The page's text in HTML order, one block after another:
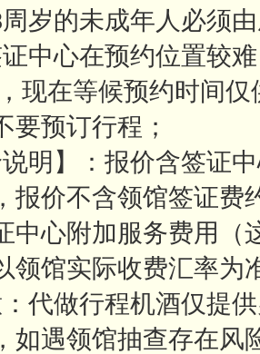
岁的未成年人必须
中心在预约位置较
现在等候预约时间
要预订行程；
明】：报价含签证
报价不含领馆签证费
中心附加服务费用（
领馆实际收费汇率为
代做行程机酒仅提
如遇领馆抽查存在风